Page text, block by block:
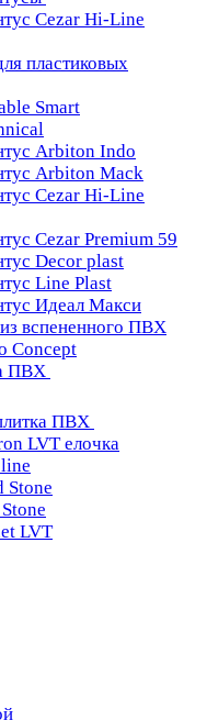
Cezar Hi-Line
пластиковых
Smart
Arbiton Indo
Arbiton Mack
Cezar Hi-Line
Cezar Premium 59
Decor plast
Line Plast
Идеал Макси
вспененного ПВХ
Concept
ПВХ
ПВХ
LVT елочка
Stone
LVT